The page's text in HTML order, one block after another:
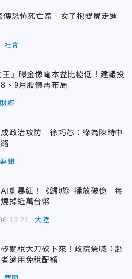
傳恐怖死亡案 女子抱嬰屍走進
社會
王」曝金像電本益比極低！建議投
、9月股價再布局
財經
成政治攻防 徐巧芯：綠為陳時中
要聞
AI劇暴紅！《歸墟》播放破億 每
掉近萬台幣
13:21 大陸
關稅大刀砍下來！政院急喊：赴
適用免稅配額